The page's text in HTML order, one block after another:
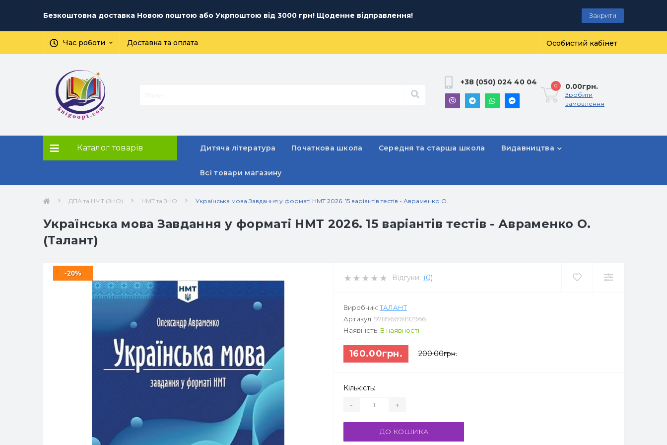
Безкоштовна доставка Новою поштою або Укрпоштою від 3000 грн! Щоденне відправлення! Закрити
Час роботи Доставка та оплата Особистий кабінет
+38 (050) 024 40 04 0 0.00грн.
Зробити
замовлення
Каталог товарів Дитяча література Початкова школа Середня та старша школа Видавництва
Всі товари магазину
ДПА та НМТ (ЗНО) НМТ та ЗНО Українська мова Завдання у форматі НМТ 2026. 15 варіантів тестів - Авраменко О.
Українська мова Завдання у форматі НМТ 2026. 15 варіантів тестів - Авраменко О.
(Талант)
-20% Відгуки: (0)
Виробник:ТАЛАНТ
Артикул: 9789669892966
Наявність: В наявності
160.00грн. 200.00грн.
Кількість:
- +
ДО КОШИКА